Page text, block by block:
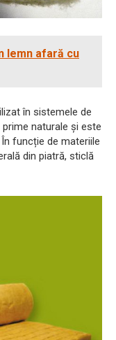
lemn afară cu
în sistemele de
naturale și este
funcție de materiile
din piatră, sticlă